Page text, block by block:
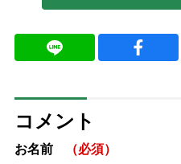
コメント
お名前 （必須）